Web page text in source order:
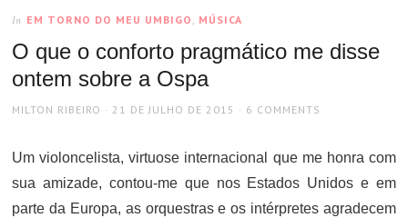
In EM TORNO DO MEU UMBIGO MÚSICA
O que o conforto pragmático me disse
ontem sobre a Ospa
AUTHOR
MILTON RIBEIRO
POSTED
21 DE JULHO DE 2015 6 COMMENTS
Um violoncelista, virtuose internacional que me honra com
sua amizade, contou-me que nos Estados Unidos e em
parte da Europa, as orquestras e os intérpretes agradecem